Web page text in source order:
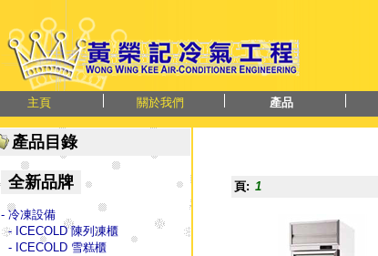
主頁 關於我們 產品
產品目錄
全新品牌
- 冷凍設備
- ICECOLD 陳列凍櫃
- ICECOLD 雪糕櫃
頁: 1